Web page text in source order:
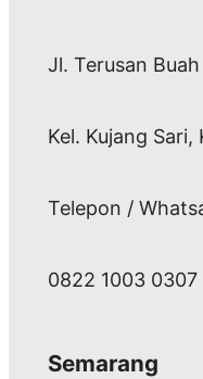
Jl. Terusan
Kel. Kujang
Telepon /
0822 1003 0307
Semarang